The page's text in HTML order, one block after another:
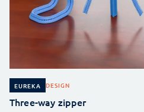
EUREKA DESIGN
Three-way zipper